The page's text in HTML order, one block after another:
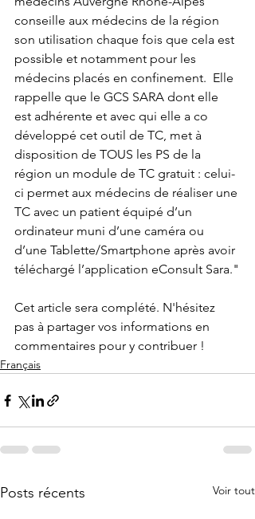
conseille aux médecins de la région
son utilisation chaque fois que cela est
possible et notamment pour les
médecins placés en confinement. Elle
rappelle que le GCS SARA dont elle
est adhérente et avec qui elle a co
développé cet outil de TC, met à
disposition de TOUS les PS de la
région un module de TC gratuit : celui-
ci permet aux médecins de réaliser une
TC avec un patient équipé d’un
ordinateur muni d’une caméra ou
d’une Tablette/Smartphone après avoir
téléchargé l’application eConsult Sara."
Cet article sera complété. N'hésitez
pas à partager vos informations en
commentaires pour y contribuer !
Français
Posts récents Voir tout